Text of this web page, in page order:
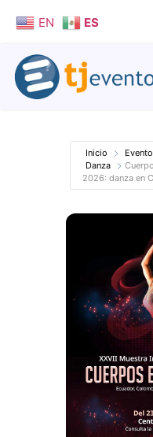
EN ES
Inicio
Danza
2026: danza en